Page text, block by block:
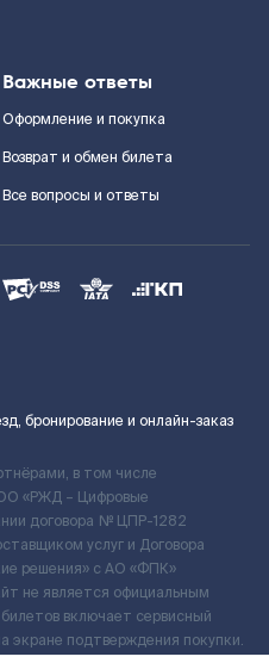
Важные ответы
Оформление и покупка
Возврат и обмен билета
Все вопросы и ответы
бронирование и онлайн-заказ
в том числе
«РЖД – Цифровые
договора № ЦПР-1282
услуг и Договора
решения» c АО «ФПК»
не является официальным
включает сервисный
экране подтверждения покупки.